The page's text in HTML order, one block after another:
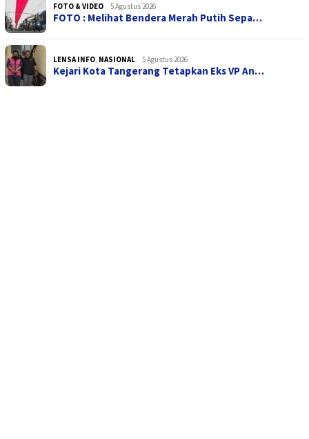
FOTO & VIDEO 5 Agustus 2026
FOTO : Melihat Bendera Merah Putih Sepa…
LENSA INFO, NASIONAL 5 Agustus 2026
Kejari Kota Tangerang Tetapkan Eks VP An…